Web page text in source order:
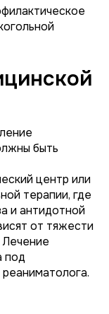
быть
центр или
терапии, где
и антидотной
от тяжести
Лечение
под